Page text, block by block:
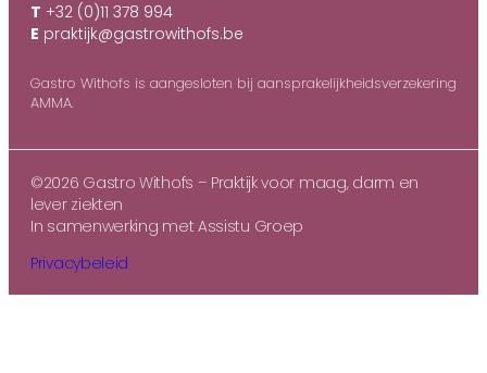
T +32 (0)11 378 994
E praktijk@gastrowithofs.be
Gastro Withofs is aangesloten bij aansprakelijkheidsverzekering
AMMA.
©2026 Gastro Withofs – Praktijk voor maag, darm en
lever ziekten
In samenwerking met Assistu Groep
Privacybeleid